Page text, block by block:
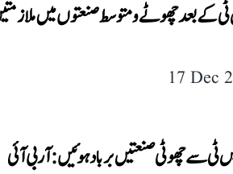
کے بعد چھوٹے و متوسط صنعتوں میں
17 Dec
سے چھوٹی صنعتیں برباد ہوئیں: آر بی آئی